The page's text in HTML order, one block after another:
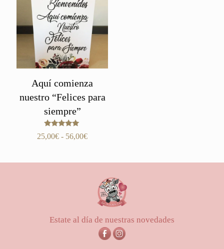
Aquí comienza
nuestro “Felices para
siempre”
Valorado
con
25,00€ - 56,00€Rango
25,00€
hasta
56,00€
Estate al día de nuestras novedades